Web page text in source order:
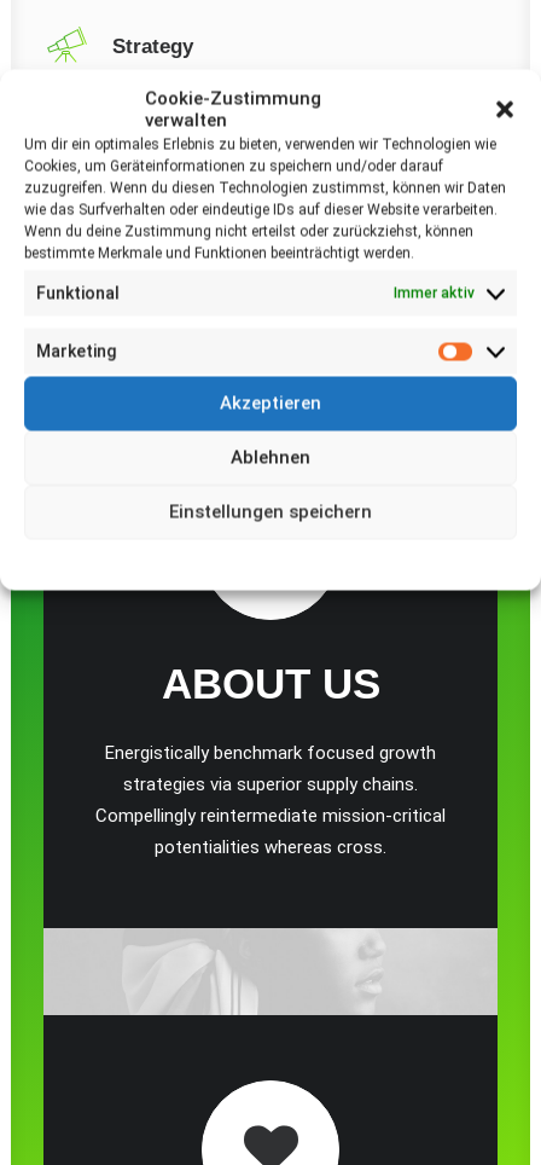
Cookie-Zustimmung
verwalten
Um dir ein optimales Erlebnis zu bieten, verwenden wir Technologien wie
Cookies, um Geräteinformationen zu speichern und/oder darauf
zuzugreifen. Wenn du diesen Technologien zustimmst, können wir Daten
wie das Surfverhalten oder eindeutige IDs auf dieser Website verarbeiten.
Wenn du deine Zustimmung nicht erteilst oder zurückziehst, können
bestimmte Merkmale und Funktionen beeinträchtigt werden.
Funktional Immer aktiv
Marketing
Akzeptieren
Ablehnen
Einstellungen speichern
Strategy
without extensible services.
ABOUT US
Energistically benchmark focused growth
strategies via superior supply chains.
Compellingly reintermediate mission-critical
potentialities whereas cross.